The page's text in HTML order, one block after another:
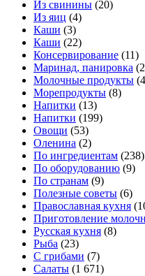
Из свинины (20)
Из яиц (4)
Каши (3)
Каши (22)
Консервирование (11)
Маринад, панировка
Молочные продукты
Морепродукты (8)
Напитки (13)
Напитки (199)
Овощи (53)
Оленина (2)
По ингредиентам (238)
По оборудованию (9)
По странам (9)
Полезные советы (6)
Православная кухня
Приготовление
Русская кухня (8)
Рыба (23)
С грибами (7)
Салаты (1 671)